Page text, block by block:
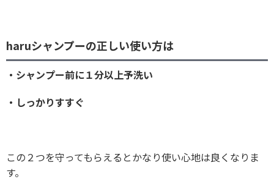
haruシャンプーの正しい使い方は
・シャンプー前に１分以上予洗い
・しっかりすすぐ
この２つを守ってもらえるとかなり使い心地は良くなりま
す。